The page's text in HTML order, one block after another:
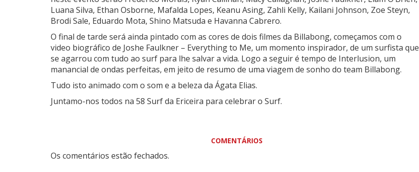
Luana Silva, Ethan Osborne, Mafalda Lopes, Keanu Asing, Zahli Kelly, Kailani Johnson, Zoe Steyn,
Brodi Sale, Eduardo Mota, Shino Matsuda e Havanna Cabrero.
O final de tarde será ainda pintado com as cores de dois filmes da Billabong, começamos com o
video biográfico de Joshe Faulkner – Everything to Me, um momento inspirador, de um surfista que
se agarrou com tudo ao surf para lhe salvar a vida. Logo a seguir é tempo de Interlusion, um
manancial de ondas perfeitas, em jeito de resumo de uma viagem de sonho do team Billabong.
Tudo isto animado com o som e a beleza da Ágata Elias.
Juntamo-nos todos na 58 Surf da Ericeira para celebrar o Surf.
COMENTÁRIOS
Os comentários estão fechados.